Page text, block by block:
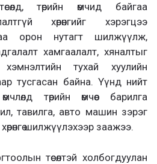
төрийн өмчид байгаа
хөрөнгийг хэрэгцээ
орон нутагт шилжүүлж,
хамгаалалт, хяналтыг
хэмнэлтийн тухай хуулийн
тусгасан байна. Үүнд нийт
төрийн өмчөөс барилга
тавилга, авто машин зэрэг
шилжүүлэхээр заажээ.
төсөлтэй холбогдуулан